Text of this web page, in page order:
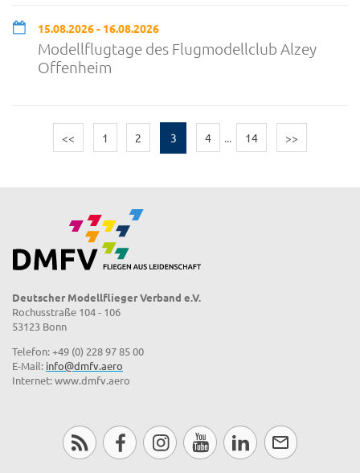
15.08.2026 - 16.08.2026
Modellflugtage des Flugmodellclub Alzey
Offenheim
<< 1 2 3 4 ... 14 >>
Deutscher Modellflieger Verband e.V.
Rochusstraße 104 - 106
53123 Bonn
Telefon: +49 (0) 228 97 85 00
E-Mail: info@dmfv.aero
Internet: www.dmfv.aero